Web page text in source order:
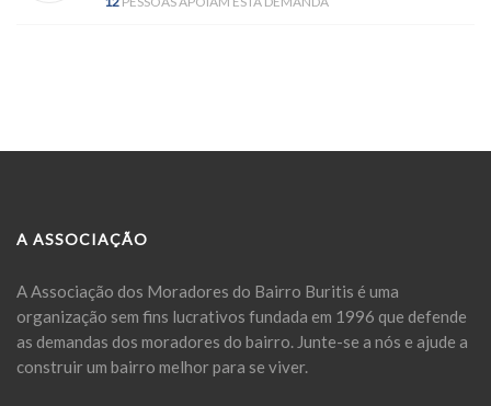
A ASSOCIAÇÃO
A Associação dos Moradores do Bairro Buritis é uma
organização sem fins lucrativos fundada em 1996 que defende
as demandas dos moradores do bairro. Junte-se a nós e ajude a
construir um bairro melhor para se viver.